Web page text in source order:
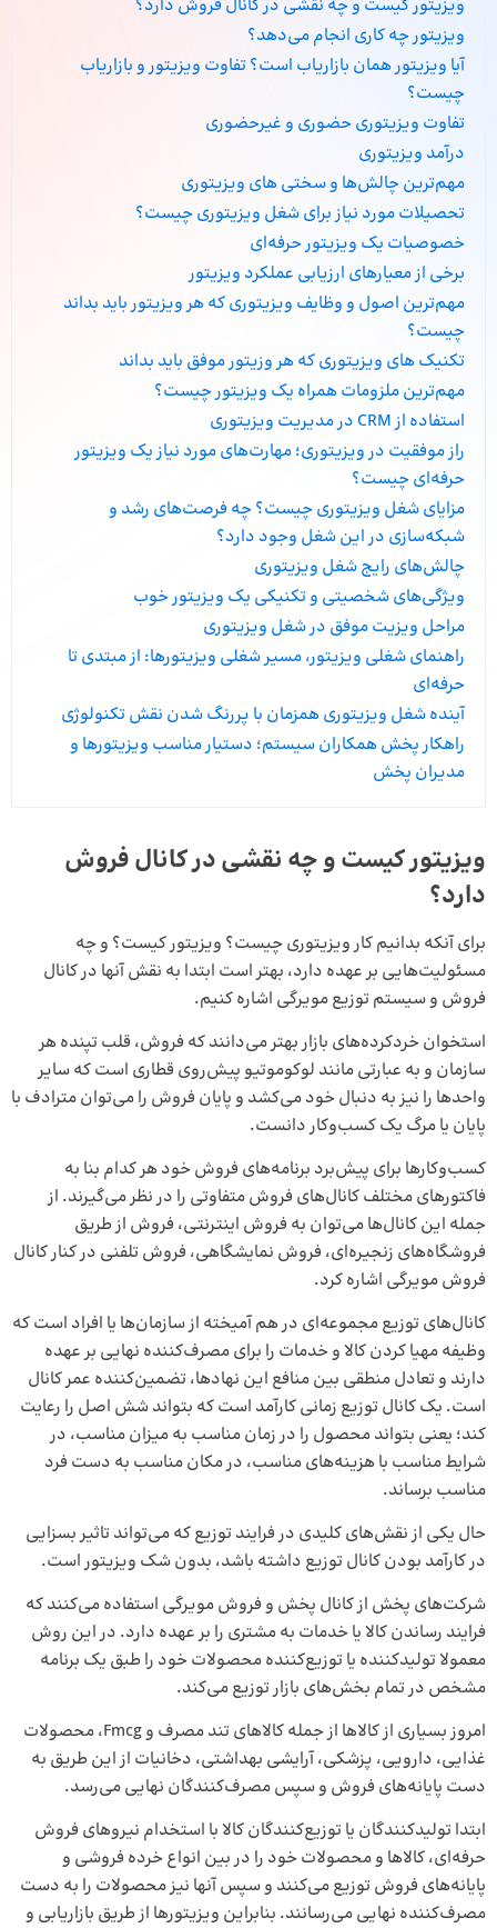
ویزیتور کیست و چه نقشی در کانال فروش دارد؟
ویزیتور چه کاری انجام می‌دهد؟
آیا ویزیتور همان بازاریاب است؟ تفاوت ویزیتور و بازاریاب
چیست؟
تفاوت ویزیتوری حضوری و غیرحضوری
درآمد ویزیتوری
مهم‌ترین چالش‌ها و سختی های ویزیتوری
تحصیلات مورد نیاز برای شغل ویزیتوری چیست؟
خصوصیات یک ویزیتور حرفه‌ای
برخی از معیارهای ارزیابی عملکرد ویزیتور
مهم‌ترین اصول و وظایف ویزیتوری که هر ویزیتور باید بداند
چیست؟
تکنیک‌ های ویزیتوری که هر وزیتور موفق باید بداند
مهم‌ترین ملزومات همراه یک ویزیتور چیست؟
استفاده از CRM در مدیریت ویزیتوری
راز موفقیت در ویزیتوری؛ مهارت‌های مورد نیاز یک ویزیتور
حرفه‌ای چیست؟
مزایای شغل ویزیتوری چیست؟ چه فرصت‌های رشد و
شبکه‌سازی در این شغل وجود دارد؟
چالش‌های رایج شغل ویزیتوری
ویژگی‌های شخصیتی و تکنیکی یک ویزیتور خوب
مراحل ویزیت موفق در شغل ویزیتوری
راهنمای شغلی ویزیتور، مسیر شغلی ویزیتورها: از مبتدی تا
حرفه‌ای
آینده شغل ویزیتوری همزمان با پررنگ شدن نقش تکنولوژی
راهکار پخش همکاران سیستم؛ دستیار مناسب ویزیتورها و
مدیران پخش
ویزیتور کیست و چه نقشی در کانال فروش
دارد؟
برای آنکه بدانیم کار ویزیتوری چیست؟ ویزیتور کیست؟ و چه
مسئولیت‌هایی بر عهده دارد، بهتر است ابتدا به نقش آنها در کانال
فروش و سیستم توزیع مویرگی اشاره کنیم.
استخوان‌ خرد‌کرده‌های بازار بهتر می‌دانند که فروش، قلب تپنده هر
سازمان و به عبارتی مانند لوکوموتیو پیش‌روی قطاری است که سایر
واحدها را نیز به دنبال خود می‌کشد و پایان فروش را می‌توان مترادف با
پایان یا مرگ یک کسب‌وکار دانست.
کسب‌وکارها برای پیش‌برد برنامه‌های فروش خود هر کدام بنا به
فاکتورهای مختلف کانال‌های فروش متفاوتی را در نظر می‌گیرند. از
جمله این کانال‌ها می‌توان به فروش اینترنتی، فروش از طریق
فروشگاه‌های زنجیره‌ای، فروش نمایشگاهی، فروش تلفنی در کنار کانال
فروش مویرگی اشاره کرد.
کانال‌های توزیع مجموعه‌ای در هم آمیخته از سازمان‌ها یا افراد است که
وظیفه مهیا کردن کالا و خدمات را برای مصرف‌کننده نهایی بر عهده
دارند و تعادل منطقی بین منافع این نهادها، تضمین‌کننده عمر کانال
است. یک کانال توزیع زمانی کارآمد است که بتواند شش اصل را رعایت
کند؛ یعنی بتواند محصول را در زمان مناسب به میزان مناسب، در
شرایط مناسب با هزینه‌های مناسب، در مکان مناسب به دست فرد
مناسب برساند.
حال یکی از نقش‌های کلیدی در فرایند توزیع که می‌تواند تاثیر بسزایی
در کارآمد بودن کانال توزیع داشته باشد، بدون شک ویزیتور است.
شرکت‌های پخش از کانال پخش و فروش مویرگی استفاده می‌کنند که
فرایند رساندن کالا یا خدمات به مشتری را بر عهده دارد. در این روش
معمولا تولیدکننده یا توزیع‌کننده محصولات خود را طبق یک برنامه
مشخص در تمام بخش‌های بازار توزیع می‌کند.
امروز بسیاری از کالاها از جمله کالاهای تند مصرف و Fmcg، محصولات
غذایی، دارویی، پزشکی، آرایشی بهداشتی، دخانیات از این طریق به
دست پایانه‌های فروش و سپس مصرف‌کنندگان نهایی می‌رسد.
ابتدا تولیدکنندگان یا توزیع‌کنندگان کالا با استخدام نیروهای فروش
حرفه‌ای، کالاها و محصولات خود را در بین انواعخرده‌ فروشی و
پایانه‌های فروش توزیع می‌کنند و سپس آنها نیز محصولات را به دست
مصرف‌کننده نهایی می‌رسانند. بنابراین ویزیتورها از طریق بازاریابی و